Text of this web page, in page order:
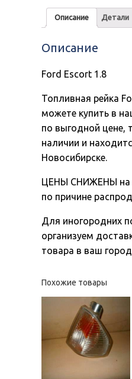
Описание Детали
Описание
Ford Escort 1.8
Топливная рейка
можете купить в
по выгодной цене,
наличии и
Новосибирске.
ЦЕНЫ СНИЖЕНЫ на
по причине
Для иногородних
организуем
товара в ваш
Похожие товары